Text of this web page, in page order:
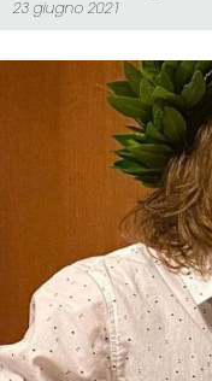
23 giugno 2021